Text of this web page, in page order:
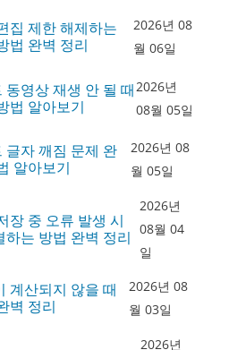
집 제한 해제하는
법 완벽 정리
2026년 08
월 06일
동영상 재생 안 될 때
법 알아보기
2026년
08월 05일
글자 깨짐 문제 완
알아보기
2026년 08
월 05일
장 중 오류 발생 시
하는 방법 완벽 정리
2026년
08월 04
일
계산되지 않을 때
벽 정리
2026년 08
월 03일
2026년